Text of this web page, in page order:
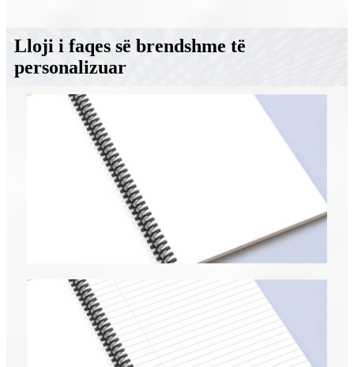
Lloji i faqes së brendshme të
personalizuar